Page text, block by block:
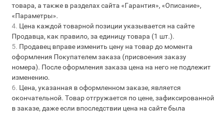
товара, а также в разделах сайта «Гарантия», «Описание»,
«Параметры».
Цена каждой товарной позиции указывается на сайте
Продавца, как правило, за единицу товара (1 шт.).
Продавец вправе изменить цену на товар до момента
оформления Покупателем заказа (присвоения заказу
номера). После оформления заказа цена на него не подлежит
изменению.
Цена, указанная в оформленном заказе, является
окончательной. Товар отгружается по цене, зафиксированной
в заказе, даже если впоследствии цена на сайте была